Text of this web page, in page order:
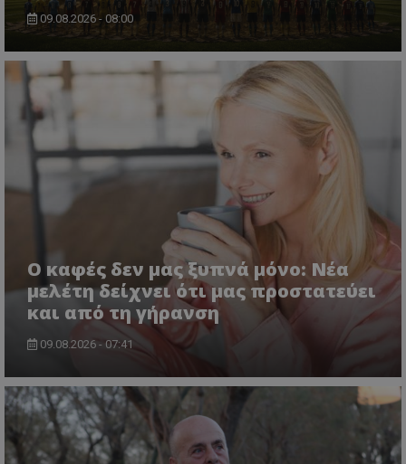
09.08.2026 - 08:00
Ο καφές δεν μας ξυπνά μόνο: Νέα
μελέτη δείχνει ότι μας προστατεύει
και από τη γήρανση
09.08.2026 - 07:41